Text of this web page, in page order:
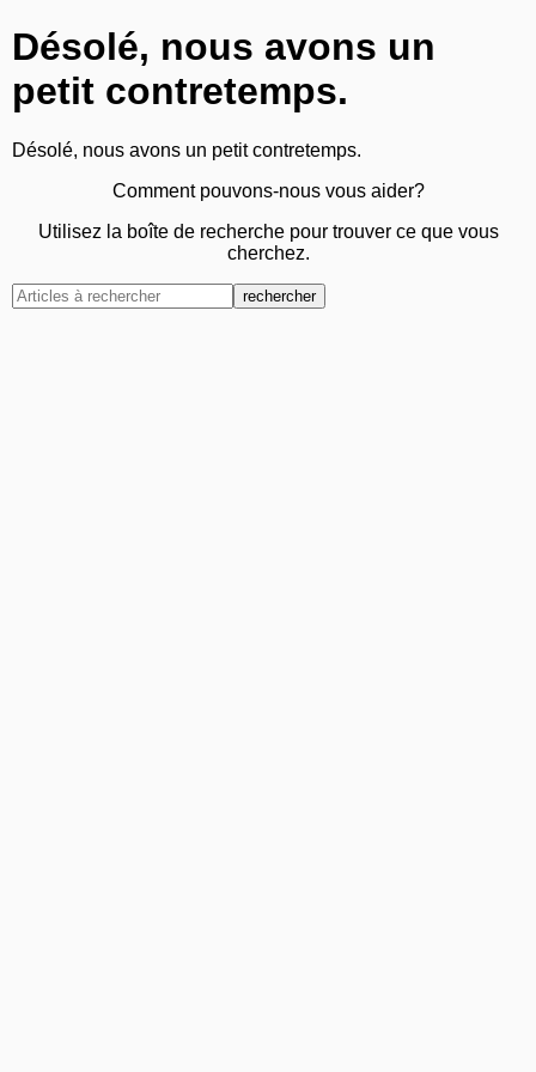
Désolé, nous avons un
petit contretemps.
Désolé, nous avons un petit contretemps.
Comment pouvons-nous vous aider?
Utilisez la boîte de recherche pour trouver ce que vous
cherchez.
rechercher